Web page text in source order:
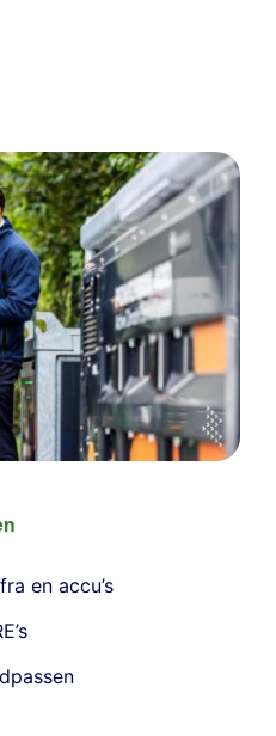
en accu’s